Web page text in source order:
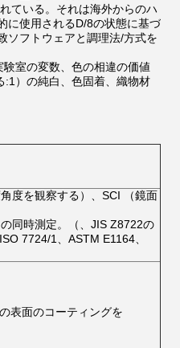
ている。それは海外からのハ
に使用されるD/8の状態に基づ
ソフトウェアと調理法/方式を
室の変数、色の相違の価値
:1）の純白、色固着、織物材
度を観察する）、SCI （鏡面
同時測定。（、JIS Z8722の
7724/1、ASTM E1164、
表面のコーティングを